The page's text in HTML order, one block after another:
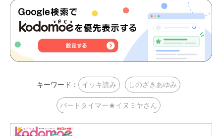
キーワード： イッキ読み しのざきあゆみ
パートタイマー★イヌミヤさん